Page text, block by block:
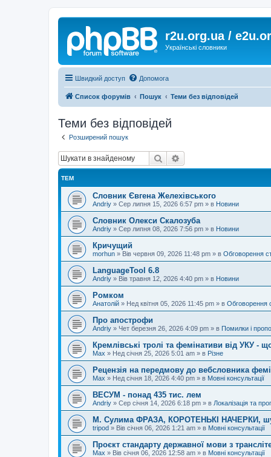
r2u.org.ua /
Українські словники
Швидкий доступ Допомога
Список форумів Пошук Теми без відповідей
Теми без відповідей
Розширений пошук
Пошук
ТЕМ
Словник Євгена Желехівського
Andriy » Сер липня 15, 2026 6:57 pm » в Новини
Словник Олекси Скалозуба
Andriy » Сер липня 08, 2026 7:56 pm » в Новини
Кричущий
morhun » Вів червня 09, 2026 11:48 pm » в Обговорення
LanguageTool 6.8
Andriy » Вів травня 12, 2026 4:40 pm » в Новини
Ромком
Анатолій » Нед квітня 05, 2026 11:45 pm » в Обговорення
Про апострофи
Andriy » Чет березня 26, 2026 4:09 pm » в Помилки і
Кремлівські тролі та фемінативи від УКУ -
Max » Нед січня 25, 2026 5:01 am » в Різне
Рецензія на передмову до вебсловника
Max » Нед січня 18, 2026 4:40 pm » в Мовні консультації
ВЕСУМ - понад 435 тис. лем
Andriy » Сер січня 14, 2026 6:18 pm » в Локалізація та
М. Сулима ФРАЗА, КОРОТЕНЬКІ НАЧЕРКИ,
tripod » Вів січня 06, 2026 1:21 am » в Мовні консультації
Проєкт стандарту державної мови з
Max » Вів січня 06, 2026 12:58 am » в Мовні консультації